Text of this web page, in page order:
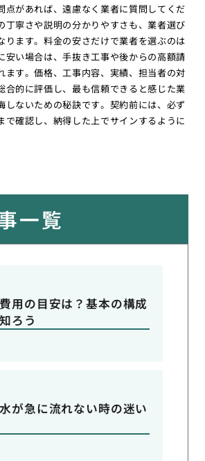
点があれば、遠慮なく業者に質問してくだ
丁寧さや説明の分かりやすさも、業者選び
ります。料金の安さだけで業者を選ぶのは
安い場合は、手抜き工事や後からの高額請
ます。価格、工事内容、実績、担当者の対
合的に評価し、最も信頼できると感じた業
しないための秘訣です。契約前には、必ず
で確認し、納得した上でサインするように
一覧
用の目安は？基本の構成
ろう
が急に流れない時の迷い